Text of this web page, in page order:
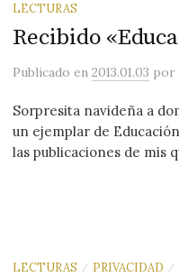
LECTURAS
Recibido
Publicadoen2013.01.03 por
Sorpresita navideña a
un ejemplar de
las publicaciones de mis
LECTURAS / PRIVACIDAD /